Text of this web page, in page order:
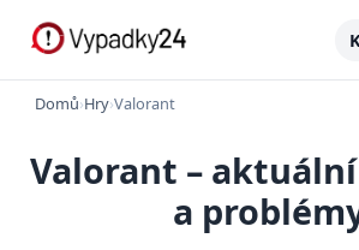
Domů›Hry›Valorant
Valorant –
a